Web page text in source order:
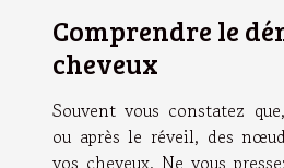
Comprendre le
cheveux
Souvent vous constatez
ou après le réveil, des
vos cheveux. Ne vous